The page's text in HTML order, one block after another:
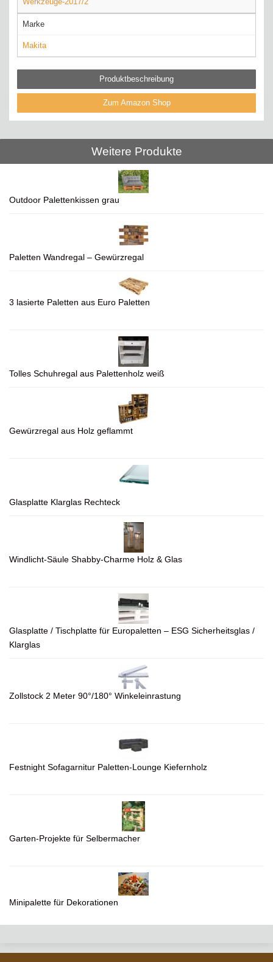
Marke
Makita
Produktbeschreibung
Zum Amazon Shop
Weitere Produkte
Outdoor Palettenkissen grau
Paletten Wandregal – Gewürzregal
3 lasierte Paletten aus Euro Paletten
Tolles Schuhregal aus Palettenholz weiß
Gewürzregal aus Holz geflammt
Glasplatte Klarglas Rechteck
Windlicht-Säule Shabby-Charme Holz & Glas
Glasplatte / Tischplatte für Europaletten – ESG Sicherheitsglas /
Klarglas
Zollstock 2 Meter 90°/180° Winkeleinrastung
Festnight Sofagarnitur Paletten-Lounge Kiefernholz
Garten-Projekte für Selbermacher
Minipalette für Dekorationen